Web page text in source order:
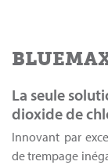
La seule
dioxide de
Innovant par
de trempage